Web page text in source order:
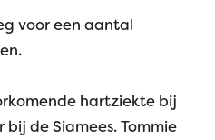
voor een aantal
hartziekte bij
de Siamees. Tommie